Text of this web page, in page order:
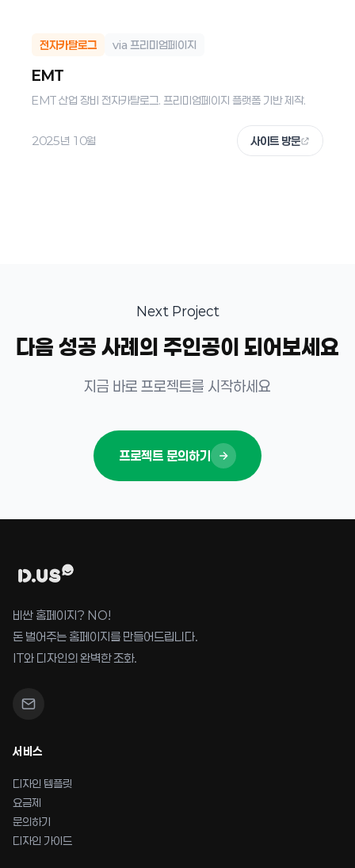
전자카탈로그 via 프리미엄페이지
EMT
EMT 산업 장비 전자카탈로그. 프리미엄페이지 플랫폼 기반 제작.
2025년 10월 사이트 방문
Next Project
다음 성공 사례의 주인공이 되어보세요
지금 바로 프로젝트를 시작하세요
프로젝트 문의하기
비싼 홈페이지? NO!
돈 벌어주는 홈페이지를 만들어드립니다.
IT와 디자인의 완벽한 조화.
서비스
디자인 템플릿
요금제
문의하기
디자인 가이드